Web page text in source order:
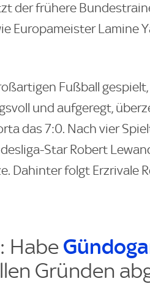
der frühere
Europameister Lamine
Fußball
und aufgeregt,
das 7:0. Nach vier
Star Robert
Dahinter folgt Erzrivale
Habe
Gründen